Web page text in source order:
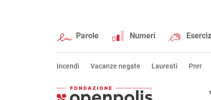
Parole Numeri
Incendi Vacanze negate Laureati Pnrr